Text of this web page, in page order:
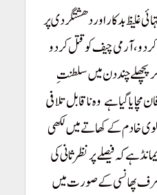
غلیظ بدکار اور دھشتگردی پر
آرمی چیف کو قتل کر دو
پچھلے چند دن میں سلطنتِ
مچایا گیا ہےوہ ناقابل تلافی
خادم کے کھاتے میں لکھی
ہے کہ فیصلے پر نظرثانی کی
پھانسی کے صورت میں